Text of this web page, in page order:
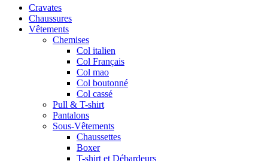
Cravates
Chaussures
Vêtements
Chemises
Col italien
Col Français
Col mao
Col boutonné
Col cassé
Pull & T-shirt
Pantalons
Sous-Vêtements
Chaussettes
Boxer
T-shirt et Débardeurs